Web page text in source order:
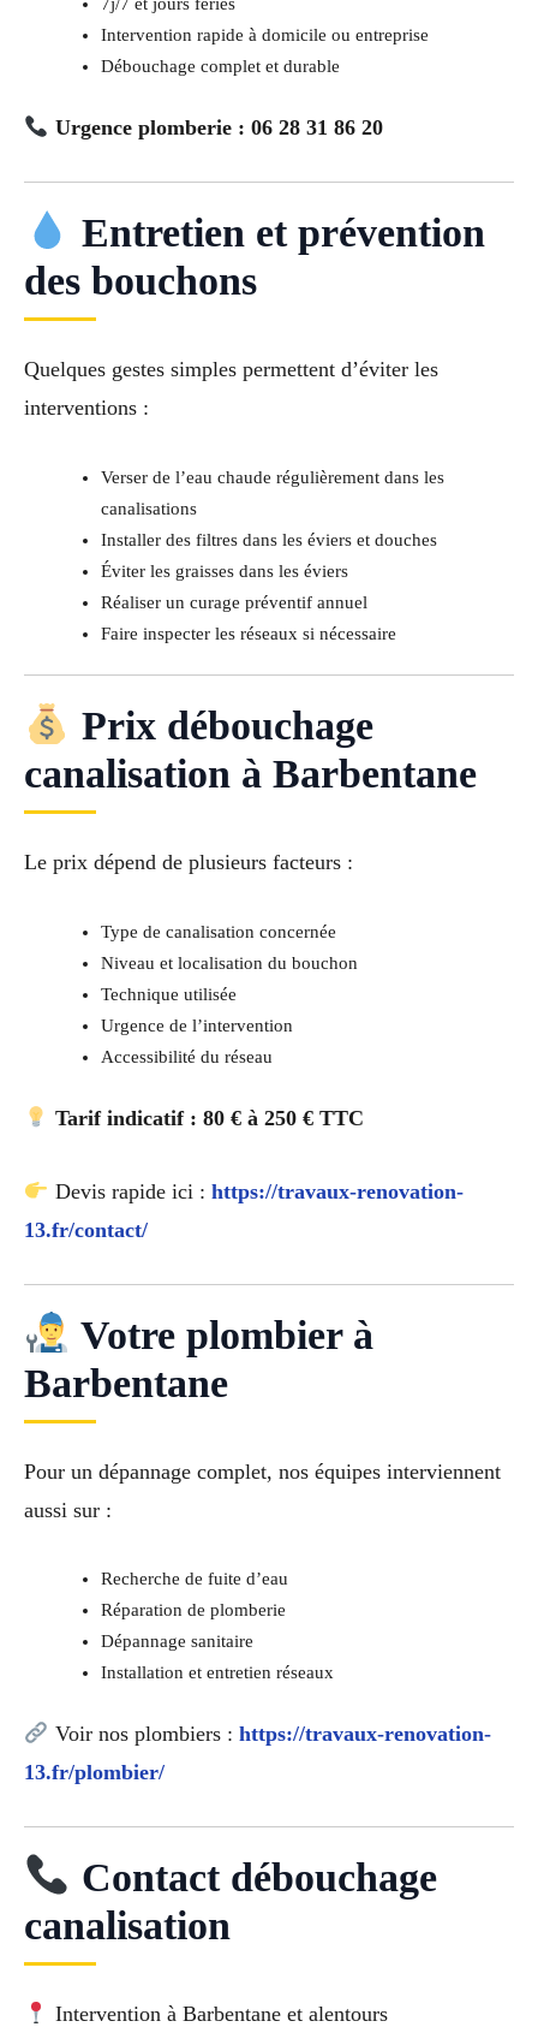
7j/7 et jours fériés
Intervention rapide à domicile ou entreprise
Débouchage complet et durable
Urgence plomberie : 06 28 31 86 20
Entretien et prévention
des bouchons
Quelques gestes simples permettent d’éviter les
interventions :
Verser de l’eau chaude régulièrement dans les
canalisations
Installer des filtres dans les éviers et douches
Éviter les graisses dans les éviers
Réaliser un curage préventif annuel
Faire inspecter les réseaux si nécessaire
Prix débouchage
canalisation à Barbentane
Le prix dépend de plusieurs facteurs :
Type de canalisation concernée
Niveau et localisation du bouchon
Technique utilisée
Urgence de l’intervention
Accessibilité du réseau
Tarif indicatif : 80 € à 250 € TTC
Devis rapide ici : https://travaux-renovation-
13.fr/contact/
Votre plombier à
Barbentane
Pour un dépannage complet, nos équipes interviennent
aussi sur :
Recherche de fuite d’eau
Réparation de plomberie
Dépannage sanitaire
Installation et entretien réseaux
Voir nos plombiers : https://travaux-renovation-
13.fr/plombier/
Contact débouchage
canalisation
Intervention à Barbentane et alentours